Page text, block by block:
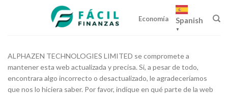
Economía Spanish
▼
ALPHAZEN TECHNOLOGIES LIMITED se compromete a
mantener esta web actualizada y precisa. Si, a pesar de todo,
encontrara algo incorrecto o desactualizado, le agradeceríamos
que nos lo hiciera saber. Por favor, indique en qué parte de la web